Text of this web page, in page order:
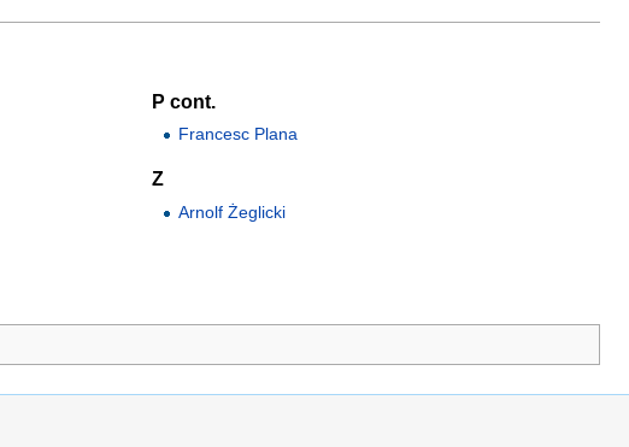
P cont.
Francesc Plana
Z
Arnolf Żeglicki